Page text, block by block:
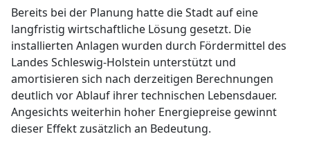
Bereits bei der Planung hatte die Stadt auf eine
langfristig wirtschaftliche Lösung gesetzt. Die
installierten Anlagen wurden durch Fördermittel des
Landes Schleswig-Holstein unterstützt und
amortisieren sich nach derzeitigen Berechnungen
deutlich vor Ablauf ihrer technischen Lebensdauer.
Angesichts weiterhin hoher Energiepreise gewinnt
dieser Effekt zusätzlich an Bedeutung.